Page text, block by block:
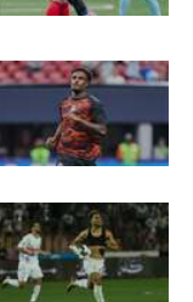
ركن الألعاب
أقسام خاصة
ميركاتو
تحقيق في الجول